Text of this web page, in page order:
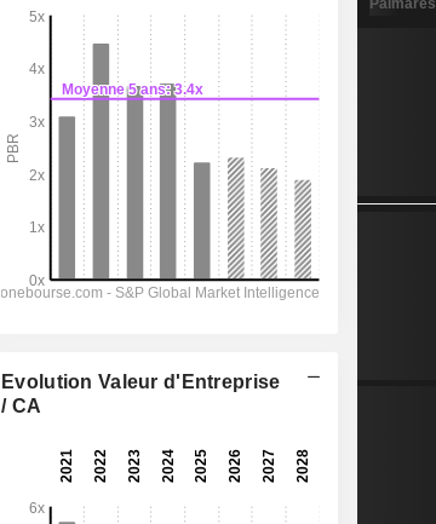
-
Evolution Valeur d'Entreprise
/ CA